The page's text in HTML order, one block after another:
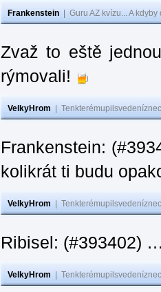
Frankenstein Guru AZ kvízu... A
Zvaž to eště
rýmovali!
VelkyHrom
Frankenstein:
kolikrát ti budu
VelkyHrom
Ribisel: (#393402)
VelkyHrom